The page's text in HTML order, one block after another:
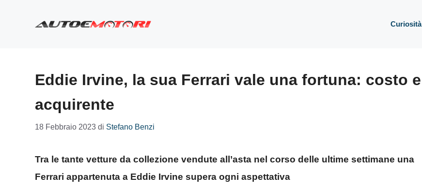
Curiosità
Eddie Irvine, la sua Ferrari vale una fortuna: costo e
acquirente
18 Febbraio 2023 di Stefano Benzi
Tra le tante vetture da collezione vendute all’asta nel corso delle ultime settimane una
Ferrari appartenuta a Eddie Irvine supera ogni aspettativa